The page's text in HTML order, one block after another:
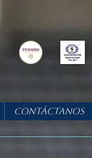
Contáctanos